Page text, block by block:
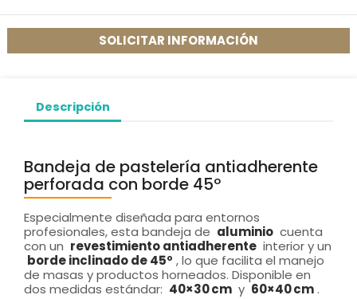
SOLICITAR INFORMACIÓN
Descripción
Bandeja de pastelería antiadherente
perforada con borde 45º
Especialmente diseñada para entornos
profesionales, esta bandeja de aluminio cuenta
con un revestimiento antiadherente interior y un
borde inclinado de 45º , lo que facilita el manejo
de masas y productos horneados. Disponible en
dos medidas estándar: 40×30 cm y 60×40 cm .